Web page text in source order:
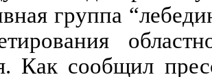
группа
Как сообщил